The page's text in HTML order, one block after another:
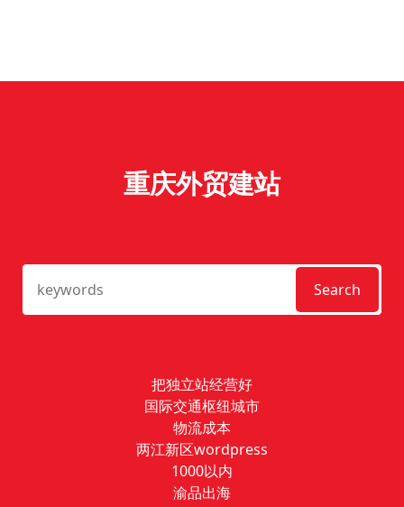
重庆外贸建站
Search
把独立站经营好
国际交通枢纽城市
物流成本
两江新区wordpress
1000以内
渝品出海